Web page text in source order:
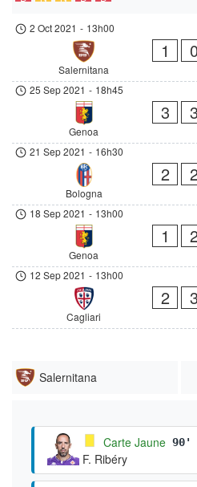
2 Oct 2021 - 13h00
Salernitana
1 0
25 Sep 2021 - 18h45
Genoa
3 3
21 Sep 2021 - 16h30
Bologna
2
18 Sep 2021 - 13h00
Genoa
1
12 Sep 2021 - 13h00
Cagliari
2 3
Salernitana
Carte Jaune 90'
F. Ribéry